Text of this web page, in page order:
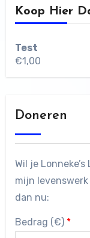
Koop Hier
Test
€1,00
Doneren
Wil je
mijn
dan nu:
Bedrag (€) *